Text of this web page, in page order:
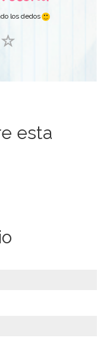
los dedos
esta